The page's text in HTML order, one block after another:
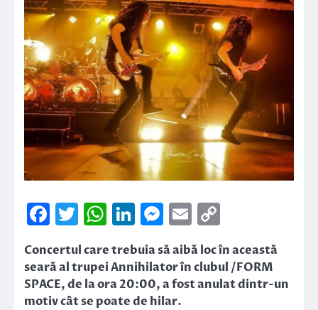
Facebook
Twitter
WhatsApp
LinkedIn
Messenger
Email
Link
Concertul care trebuia să aibă loc în această
seară al trupei Annihilator în clubul /FORM
SPACE, de la ora 20:00, a fost anulat dintr-un
motiv cât se poate de hilar.